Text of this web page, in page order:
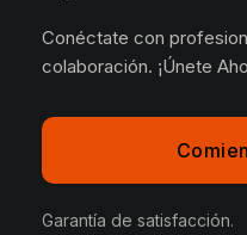
Conéctate con
colaboración. ¡Únete
Garantía de satisfacción.